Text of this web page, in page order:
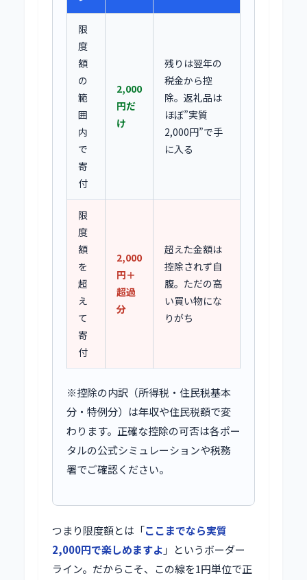
限
度
額
の
範
囲
内
で
寄
付
2,000
円だ
け
残りは翌年の
税金から控
除。返礼品は
ほぼ”実質
2,000円”で手
に入る
限
度
額
を
超
え
て
寄
付
2,000
円＋
超過
分
超えた金額は
控除されず自
腹。ただの高
い買い物にな
りがち
※控除の内訳（所得税・住民税基本
分・特例分）は年収や住民税額で変
わります。正確な控除の可否は各ポー
タルの公式シミュレーションや税務
署でご確認ください。
つまり限度額とは「ここまでなら実質
2,000円で楽しめますよ 」というボーダー
ライン。だからこそ、この線を1円単位で正